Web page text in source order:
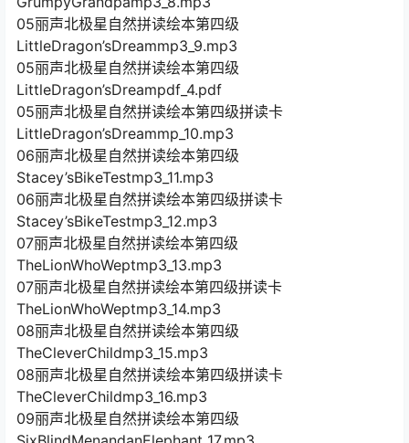
05丽声北极星自然拼读绘本第四级
LittleDragon’sDreammp3_9.mp3
05丽声北极星自然拼读绘本第四级
LittleDragon’sDreampdf_4.pdf
05丽声北极星自然拼读绘本第四级拼读卡
LittleDragon’sDreammp_10.mp3
06丽声北极星自然拼读绘本第四级
Stacey’sBikeTestmp3_11.mp3
06丽声北极星自然拼读绘本第四级拼读卡
Stacey’sBikeTestmp3_12.mp3
07丽声北极星自然拼读绘本第四级
TheLionWhoWeptmp3_13.mp3
07丽声北极星自然拼读绘本第四级拼读卡
TheLionWhoWeptmp3_14.mp3
08丽声北极星自然拼读绘本第四级
TheCleverChildmp3_15.mp3
08丽声北极星自然拼读绘本第四级拼读卡
TheCleverChildmp3_16.mp3
09丽声北极星自然拼读绘本第四级